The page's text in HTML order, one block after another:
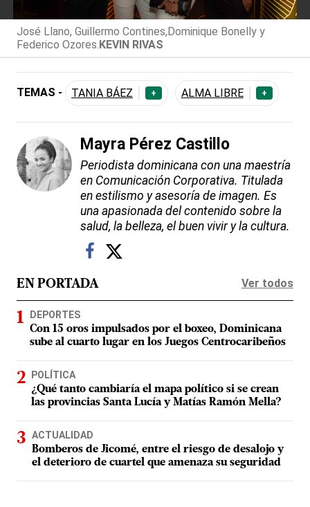
José Llano, Guillermo Contines,Dominique Bonelly y
Federico Ozores.KEVIN RIVAS
TEMAS - TANIA BÁEZ + ALMA LIBRE +
Mayra Pérez Castillo
Periodista dominicana con una maestría
en Comunicación Corporativa. Titulada
en estilismo y asesoría de imagen. Es
una apasionada del contenido sobre la
salud, la belleza, el buen vivir y la cultura.
EN PORTADA Ver todos
DEPORTES
Con 15 oros impulsados por el boxeo, Dominicana
sube al cuarto lugar en los Juegos Centrocaribeños
POLÍTICA
¿Qué tanto cambiaría el mapa político si se crean
las provincias Santa Lucía y Matías Ramón Mella?
ACTUALIDAD
Bomberos de Jicomé, entre el riesgo de desalojo y
el deterioro de cuartel que amenaza su seguridad